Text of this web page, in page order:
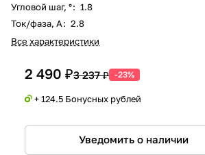
Угловой шаг, °: 1.8
Ток/фаза, А: 2.8
Все характеристики
2 490 ₽3 237 ₽ -23%
+ 124.5 Бонусных рублей
Уведомить о наличии